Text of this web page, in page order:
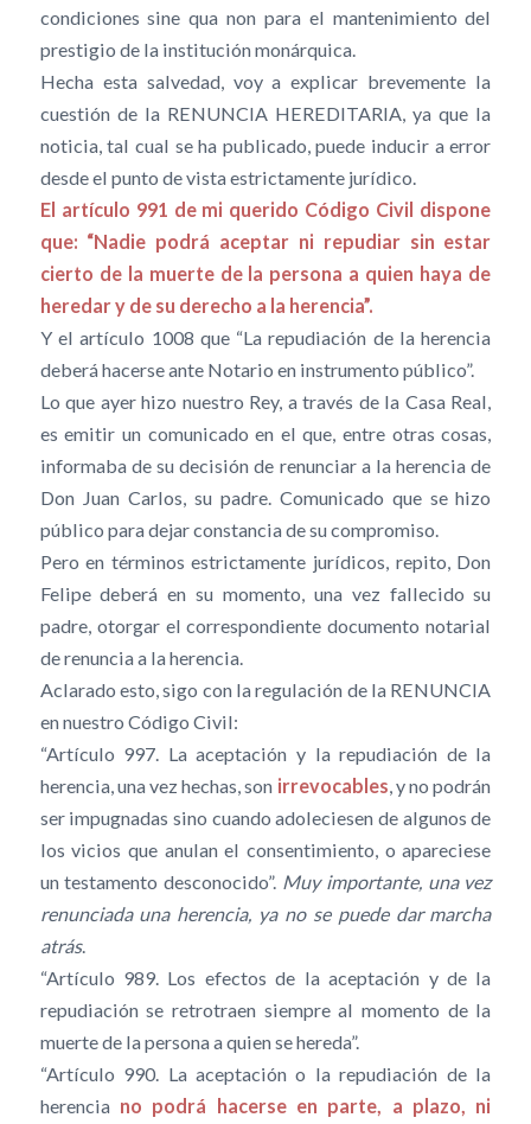
condiciones sine qua non para el mantenimiento del
prestigio de la institución monárquica.
Hecha esta salvedad, voy a explicar brevemente la
cuestión de la RENUNCIA HEREDITARIA, ya que la
noticia, tal cual se ha publicado, puede inducir a error
desde el punto de vista estrictamente jurídico.
El artículo 991 de mi querido Código Civil dispone
que: “Nadie podrá aceptar ni repudiar sin estar
cierto de la muerte de la persona a quien haya de
heredar y de su derecho a la herencia”.
Y el artículo 1008 que “La repudiación de la herencia
deberá hacerse ante Notario en instrumento público”.
Lo que ayer hizo nuestro Rey, a través de la Casa Real,
es emitir un comunicado en el que, entre otras cosas,
informaba de su decisión de renunciar a la herencia de
Don Juan Carlos, su padre. Comunicado que se hizo
público para dejar constancia de su compromiso.
Pero en términos estrictamente jurídicos, repito, Don
Felipe deberá en su momento, una vez fallecido su
padre, otorgar el correspondiente documento notarial
de renuncia a la herencia.
Aclarado esto, sigo con la regulación de la RENUNCIA
en nuestro Código Civil:
“Artículo 997. La aceptación y la repudiación de la
herencia, una vez hechas, son irrevocables, y no podrán
ser impugnadas sino cuando adoleciesen de algunos de
los vicios que anulan el consentimiento, o apareciese
un testamento desconocido”. Muy importante, una vez
renunciada una herencia, ya no se puede dar marcha
atrás.
“Artículo 989. Los efectos de la aceptación y de la
repudiación se retrotraen siempre al momento de la
muerte de la persona a quien se hereda”.
“Artículo 990. La aceptación o la repudiación de la
herenciano podrá hacerse en parte, a plazo, ni